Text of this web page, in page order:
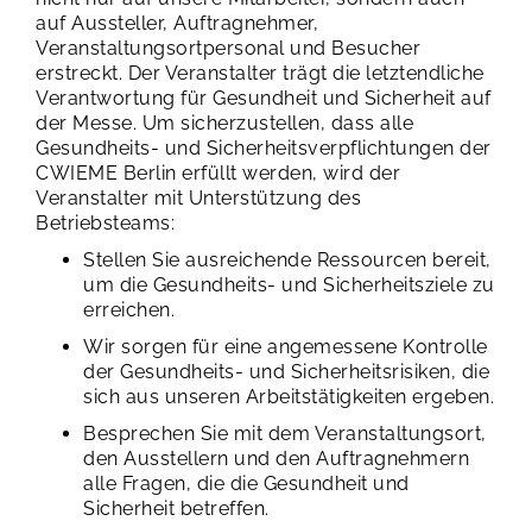
auf Aussteller, Auftragnehmer,
Veranstaltungsortpersonal und Besucher
erstreckt. Der Veranstalter trägt die letztendliche
Verantwortung für Gesundheit und Sicherheit auf
der Messe. Um sicherzustellen, dass alle
Gesundheits- und Sicherheitsverpflichtungen der
CWIEME Berlin erfüllt werden, wird der
Veranstalter mit Unterstützung des
Betriebsteams:
Stellen Sie ausreichende Ressourcen bereit,
um die Gesundheits- und Sicherheitsziele zu
erreichen.
Wir sorgen für eine angemessene Kontrolle
der Gesundheits- und Sicherheitsrisiken, die
sich aus unseren Arbeitstätigkeiten ergeben.
Besprechen Sie mit dem Veranstaltungsort,
den Ausstellern und den Auftragnehmern
alle Fragen, die die Gesundheit und
Sicherheit betreffen.